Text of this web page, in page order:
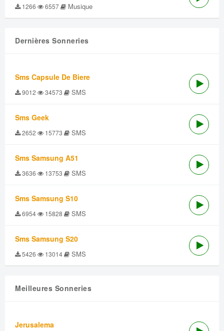
1266 6557 Musique
Dernières Sonneries
Sms Capsule De Biere
9012 34573 SMS
Sms Geek
2652 15773 SMS
Sms Samsung A51
3636 13753 SMS
Sms Samsung S10
6954 15828 SMS
Sms Samsung S20
5426 13014 SMS
Meilleures Sonneries
Jerusalema